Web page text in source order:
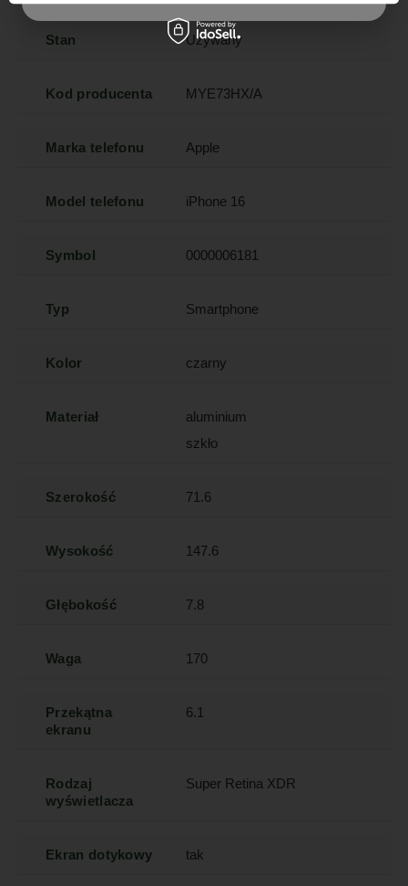
Stan Używany
Kod producenta MYE73HX/A
Marka telefonu Apple
Model telefonu iPhone 16
Symbol 0000006181
Typ Smartphone
Kolor czarny
Materiał
aluminium
szkło
Szerokość 71.6
Wysokość 147.6
Głębokość 7.8
Waga 170
Przekątna
ekranu
6.1
Rodzaj
wyświetlacza
Super Retina XDR
Ekran dotykowy tak